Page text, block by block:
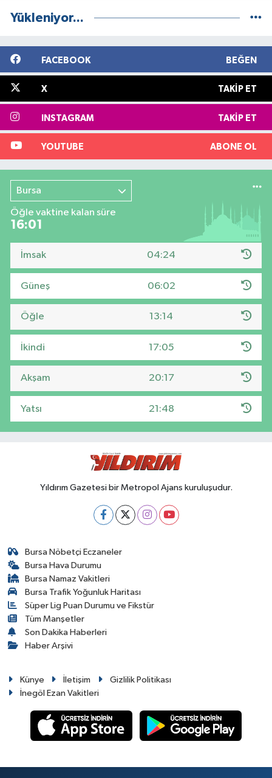
Yükleniyor...
FACEBOOK BEĞEN
X TAKIP ET
INSTAGRAM TAKIP ET
YOUTUBE ABONE OL
Bursa
Öğle vaktine kalan süre
16:00
İmsak 04:24
Güneş 06:02
Öğle 13:14
İkindi 17:05
Akşam 20:17
Yatsı 21:48
Yıldırım Gazetesi bir Metropol Ajans kuruluşudur.
Bursa Nöbetçi Eczaneler
Bursa Hava Durumu
Bursa Namaz Vakitleri
Bursa Trafik Yoğunluk Haritası
Süper Lig Puan Durumu ve Fikstür
Tüm Manşetler
Son Dakika Haberleri
Haber Arşivi
Künye İletişim
Gizlilik Politikası
İnegöl Ezan Vakitleri